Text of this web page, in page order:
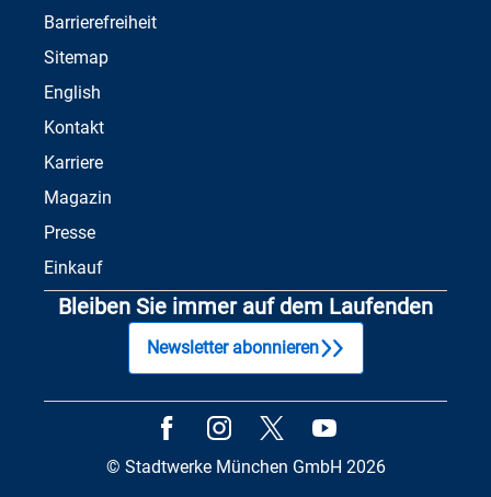
Barrierefreiheit
Sitemap
English
Kontakt
Karriere
Magazin
Presse
Einkauf